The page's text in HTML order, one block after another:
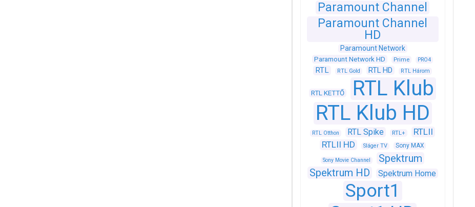
Paramount Channel
Paramount Channel
HD
Paramount Network
Paramount Network HD Prime PRO4
RTL RTL Gold RTL HD RTL Három
RTL KETTŐ
RTL Klub
RTL Klub HD
RTL Otthon RTL Spike RTL+
RTLII
RTLII HD
Sláger TV Sony MAX
Sony Movie Channel
Spektrum
Spektrum HD
Spektrum Home
Sport1